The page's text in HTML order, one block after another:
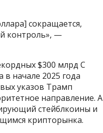
сокращается,
контроль», —
$300 млрд С
начале 2025 года
указов Трамп
направление. А
стейблкоины и
крипторынка.